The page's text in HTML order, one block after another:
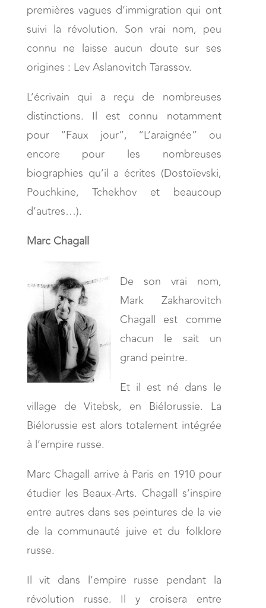
premières vagues d’immigration qui ont
suivi la révolution. Son vrai nom, peu
connu ne laisse aucun doute sur ses
origines : Lev Aslanovitch Tarassov.
L’écrivain qui a reçu de nombreuses
distinctions. Il est connu notamment
pour “Faux jour”, “L’araignée” ou
encore pour les nombreuses
biographies qu’il a écrites (Dostoïevski,
Pouchkine, Tchekhov et beaucoup
d’autres…).
Marc Chagall
De son vrai nom,
Mark Zakharovitch
Chagall est comme
chacun le sait un
grand peintre.
Et il est né dans le
village de Vitebsk, en Biélorussie. La
Biélorussie est alors totalement intégrée
à l’empire russe.
Marc Chagall arrive à Paris en 1910 pour
étudier les Beaux-Arts. Chagall s’inspire
entre autres dans ses peintures de la vie
de la communauté juive et du folklore
russe.
Il vit dans l’empire russe pendant la
révolution russe. Il y croisera entre